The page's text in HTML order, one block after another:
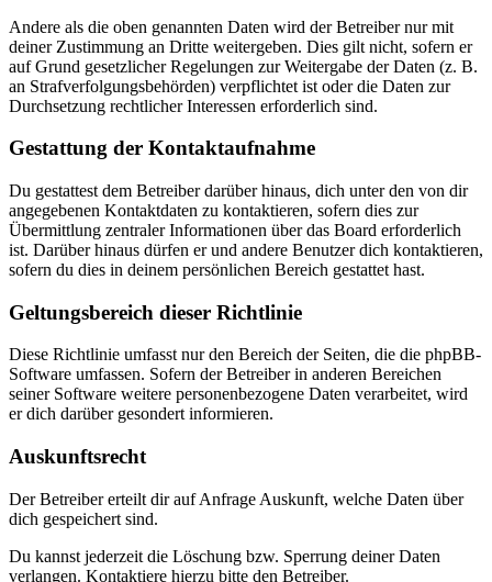
Andere als die oben genannten Daten wird der Betreiber nur mit
deiner Zustimmung an Dritte weitergeben. Dies gilt nicht, sofern er
auf Grund gesetzlicher Regelungen zur Weitergabe der Daten (z. B.
an Strafverfolgungsbehörden) verpflichtet ist oder die Daten zur
Durchsetzung rechtlicher Interessen erforderlich sind.
Gestattung der Kontaktaufnahme
Du gestattest dem Betreiber darüber hinaus, dich unter den von dir
angegebenen Kontaktdaten zu kontaktieren, sofern dies zur
Übermittlung zentraler Informationen über das Board erforderlich
ist. Darüber hinaus dürfen er und andere Benutzer dich kontaktieren,
sofern du dies in deinem persönlichen Bereich gestattet hast.
Geltungsbereich dieser Richtlinie
Diese Richtlinie umfasst nur den Bereich der Seiten, die die phpBB-
Software umfassen. Sofern der Betreiber in anderen Bereichen
seiner Software weitere personenbezogene Daten verarbeitet, wird
er dich darüber gesondert informieren.
Auskunftsrecht
Der Betreiber erteilt dir auf Anfrage Auskunft, welche Daten über
dich gespeichert sind.
Du kannst jederzeit die Löschung bzw. Sperrung deiner Daten
verlangen. Kontaktiere hierzu bitte den Betreiber.